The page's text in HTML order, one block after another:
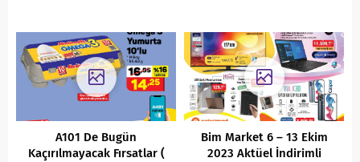
A101 De Bugün
Kaçırılmayacak Fırsatlar (
Bim Market 6 – 13 Ekim
2023 Aktüel İndirimli